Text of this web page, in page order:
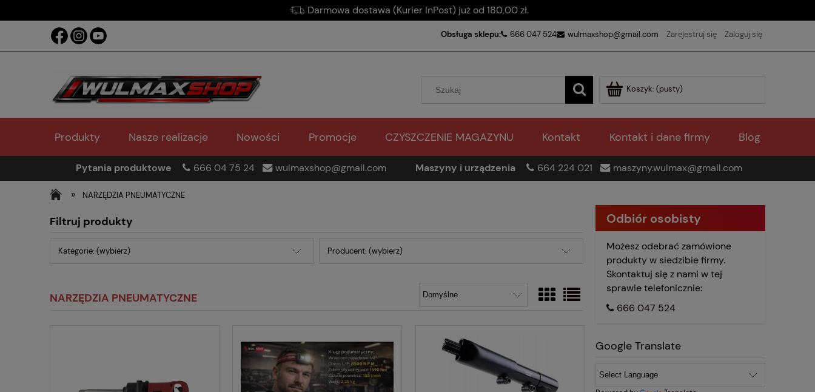
Darmowa dostawa (Kurier InPost) już od 180,00 zł.
Obsługa sklepu: 666 047 524 wulmaxshop@gmail.com Zarejestruj się Zaloguj się
Koszyk: (pusty)
Produkty Nasze realizacje Nowości Promocje CZYSZCZENIE MAGAZYNU Kontakt Kontakt i dane firmy Blog
Pytania produktowe 666 04 75 24 wulmaxshop@gmail.com Maszyny i urządzenia 664 224 021 maszyny.wulmax@gmail.com
» NARZĘDZIA PNEUMATYCZNE
Filtruj produkty
Kategorie: (wybierz) Producent: (wybierz)
NARZĘDZIA PNEUMATYCZNE
Odbiór osobisty
Możesz odebrać zamówione
produkty w siedzibie firmy.
Skontaktuj się z nami w tej
sprawie telefonicznie:
666 047 524
Google Translate